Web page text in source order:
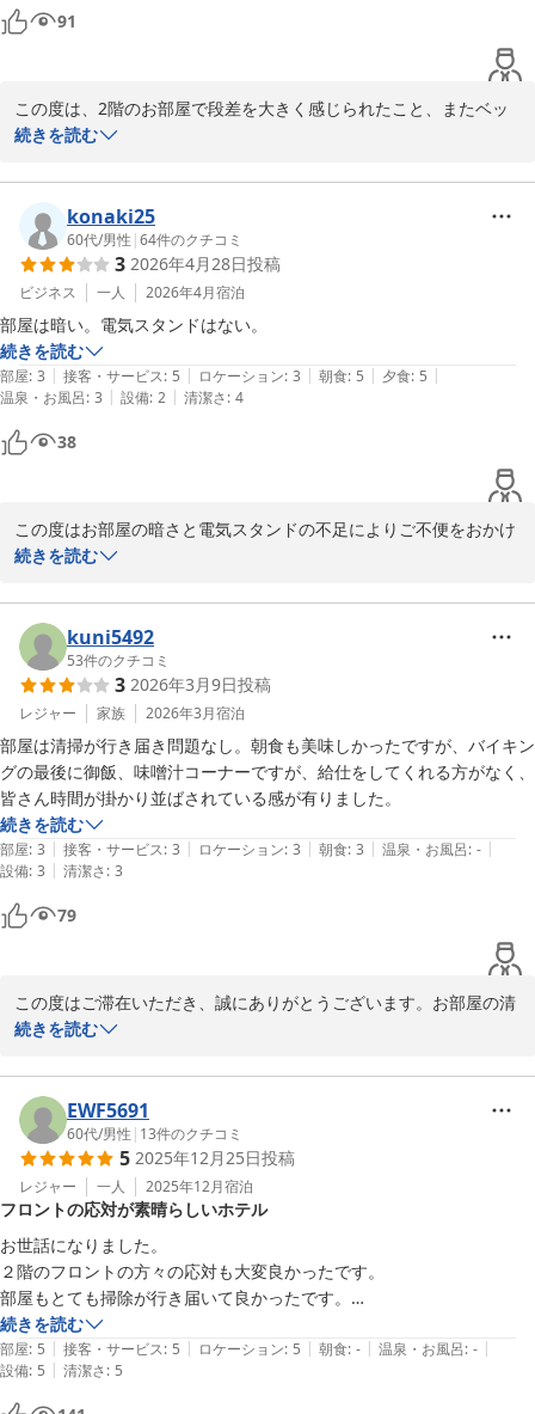
91
この度は、2階のお部屋で段差を大きく感じられたこと、またベッ
ド下の清掃に不備がありご不快をおかけしましたこと、深くお詫び
踏み台のご提案は貴重なご意見として、関連部署へ共有し、安全性
と快適性の向上に努めます。
清掃につきましては再発防止に向け、清掃を徹底します。
貴重なご意見ありがとうございます。
またのご利用お待ちしております。
HOTELAZ熊本大津　フロント
ＨＯＴＥＬ ＡＺ 熊本大津店
続きを読む
konaki25
60代/男性 |64件のクチコミ
3 2026年4月28日投稿
ビジネス 一人 2026年4月宿泊
続きを読む
部屋: 3 | 接客・サービス: 5 | ロケーション: 3 | 朝食: 5 | 夕食: 5 |
温泉・お風呂: 3 | 設備: 2 | 清潔さ: 4
38
この度はお部屋の暗さと電気スタンドの不足によりご不便をおかけ
し、誠に申し訳ございません。照明が十分でなかった点は、快適な
現時点での対応として、別のお部屋への移動または追加の照明をご
用意することが可能です。ご希望をお知らせいただければ、すぐ手
配いたします。
今後のご滞在がより快適になるよう、客室の照明状況の点検を強化
してまいります。貴重なご意見をありがとうございます。
HOTEL AZ 熊本大津店　フロント
ＨＯＴＥＬ ＡＺ 熊本大津店
続きを読む
kuni5492
53件のクチコミ
3 2026年3月9日投稿
レジャー 家族 2026年3月宿泊
部屋は清掃が行き届き問題なし。朝食も美味しかったですが、バイキン
グの最後に御飯、味噌汁コーナーですが、給仕をしてくれる方がなく、
皆さん時間が掛かり並ばされている感が有りました。
続きを読む
部屋: 3 | 接客・サービス: 3 | ロケーション: 3 | 朝食: 3 | 温泉・お風呂: - |
設備: 3 | 清潔さ: 3
79
この度はご滞在いただき、誠にありがとうございます。お部屋の清
掃にご満足いただけたこと、朝食もお口に合ったとのお言葉を頂き
ただし、バイキングの御飯・味噌汁コーナーで給仕が不足し、皆さ
まにお待たせしてしまいご不便をおかけしましたこと、深くお詫び
申し上げます。現在、提供動線とスタッフ配置の見直しを進め、ピ
ーク時の対応を強化するよう努めております。
次回ご来館の際には、よりスムーズにお召し上がりいただけるよう
改善を図って参ります。
貴重なご意見を真摯に受け止め、サービス向上に活かして参りま
す。再びお目にかかれる日を心よりお待ちしております。
HOTEL AZ 熊本大津店　フロント
続きを読む
EWF5691
60代/男性 | 13件のクチコミ
5 2025年12月25日投稿
レジャー 一人 2025年12月宿泊
フロントの応対が素晴らしいホテル
お世話になりました。
２階のフロントの方々の応対も大変良かったです。
部屋もとても掃除が行き届いて良かったです。
来年も南阿蘇でのレースに参加する際には必ず利用させて頂きます。
よろしくお願いいたします。
続きを読む
部屋: 5 | 接客・サービス: 5 | ロケーション: 5 | 朝食: - | 温泉・お風呂: - |
設備: 5 | 清潔さ: 5